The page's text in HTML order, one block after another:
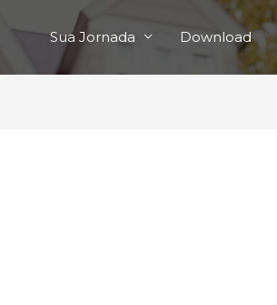
Sua Jornada Download